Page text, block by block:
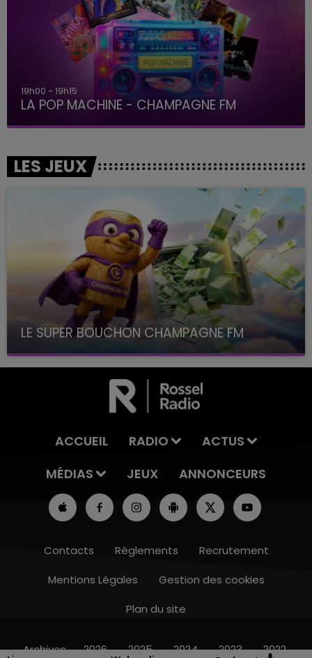
15h00 - 19h00
19h15 - 20h00
LA RADIO POP
LES JEUX
LE SUPER BOUCHON CHAMPAGNE FM
avec La Famille Champagne FM, à 8H10
ACCUEIL RADIO
ACTUS
MÉDIAS
JEUX ANNONCEURS
Contacts Règlements
Recrutement
Mentions Légales
Gestion des cookies
Plan du site
Archives 2026 2025 2024 2023 2022